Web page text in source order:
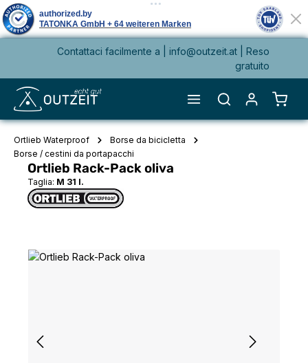
principaleContattaci facilmente a | info@outzeit.at
| Reso
gratuito
Il
Ortlieb Waterproof
Borse da bicicletta
Borse / cestini da portapacchi
Ortlieb Rack-Pack oliva
Taglia: M 31 l.
Salta la galleria di immagini